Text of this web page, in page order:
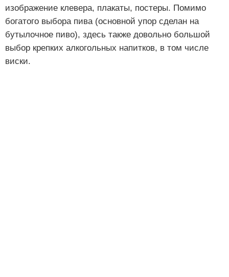
изображение клевера, плакаты, постеры. Помимо
богатого выбора пива (основной упор сделан на
бутылочное пиво), здесь также довольно большой
выбор крепких алкогольных напитков, в том числе
виски.